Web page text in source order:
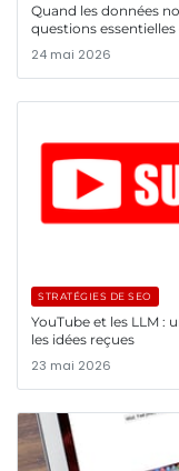
Quand les données
questions
24 mai 2026
STRATÉGIES DE SEO
YouTube et les LLM :
les idées reçues
23 mai 2026